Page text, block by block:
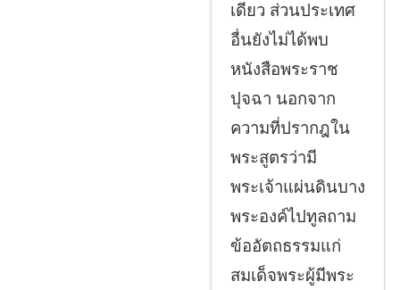
เดียว ส่วนประเทศ
อื่นยังไม่ได้พบ
หนังสือพระราช
ปุจฉา นอกจาก
ความที่ปรากฎใน
พระสูตรว่ามี
พระเจ้าแผ่นดินบาง
พระองค์ไปทูลถาม
ข้ออัตถธรรมแก่
สมเด็จพระผู้มีพระ